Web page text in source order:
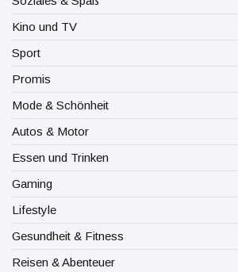
Kino und TV
Sport
Promis
Mode & Schönheit
Autos & Motor
Essen und Trinken
Gaming
Lifestyle
Gesundheit & Fitness
Reisen & Abenteuer